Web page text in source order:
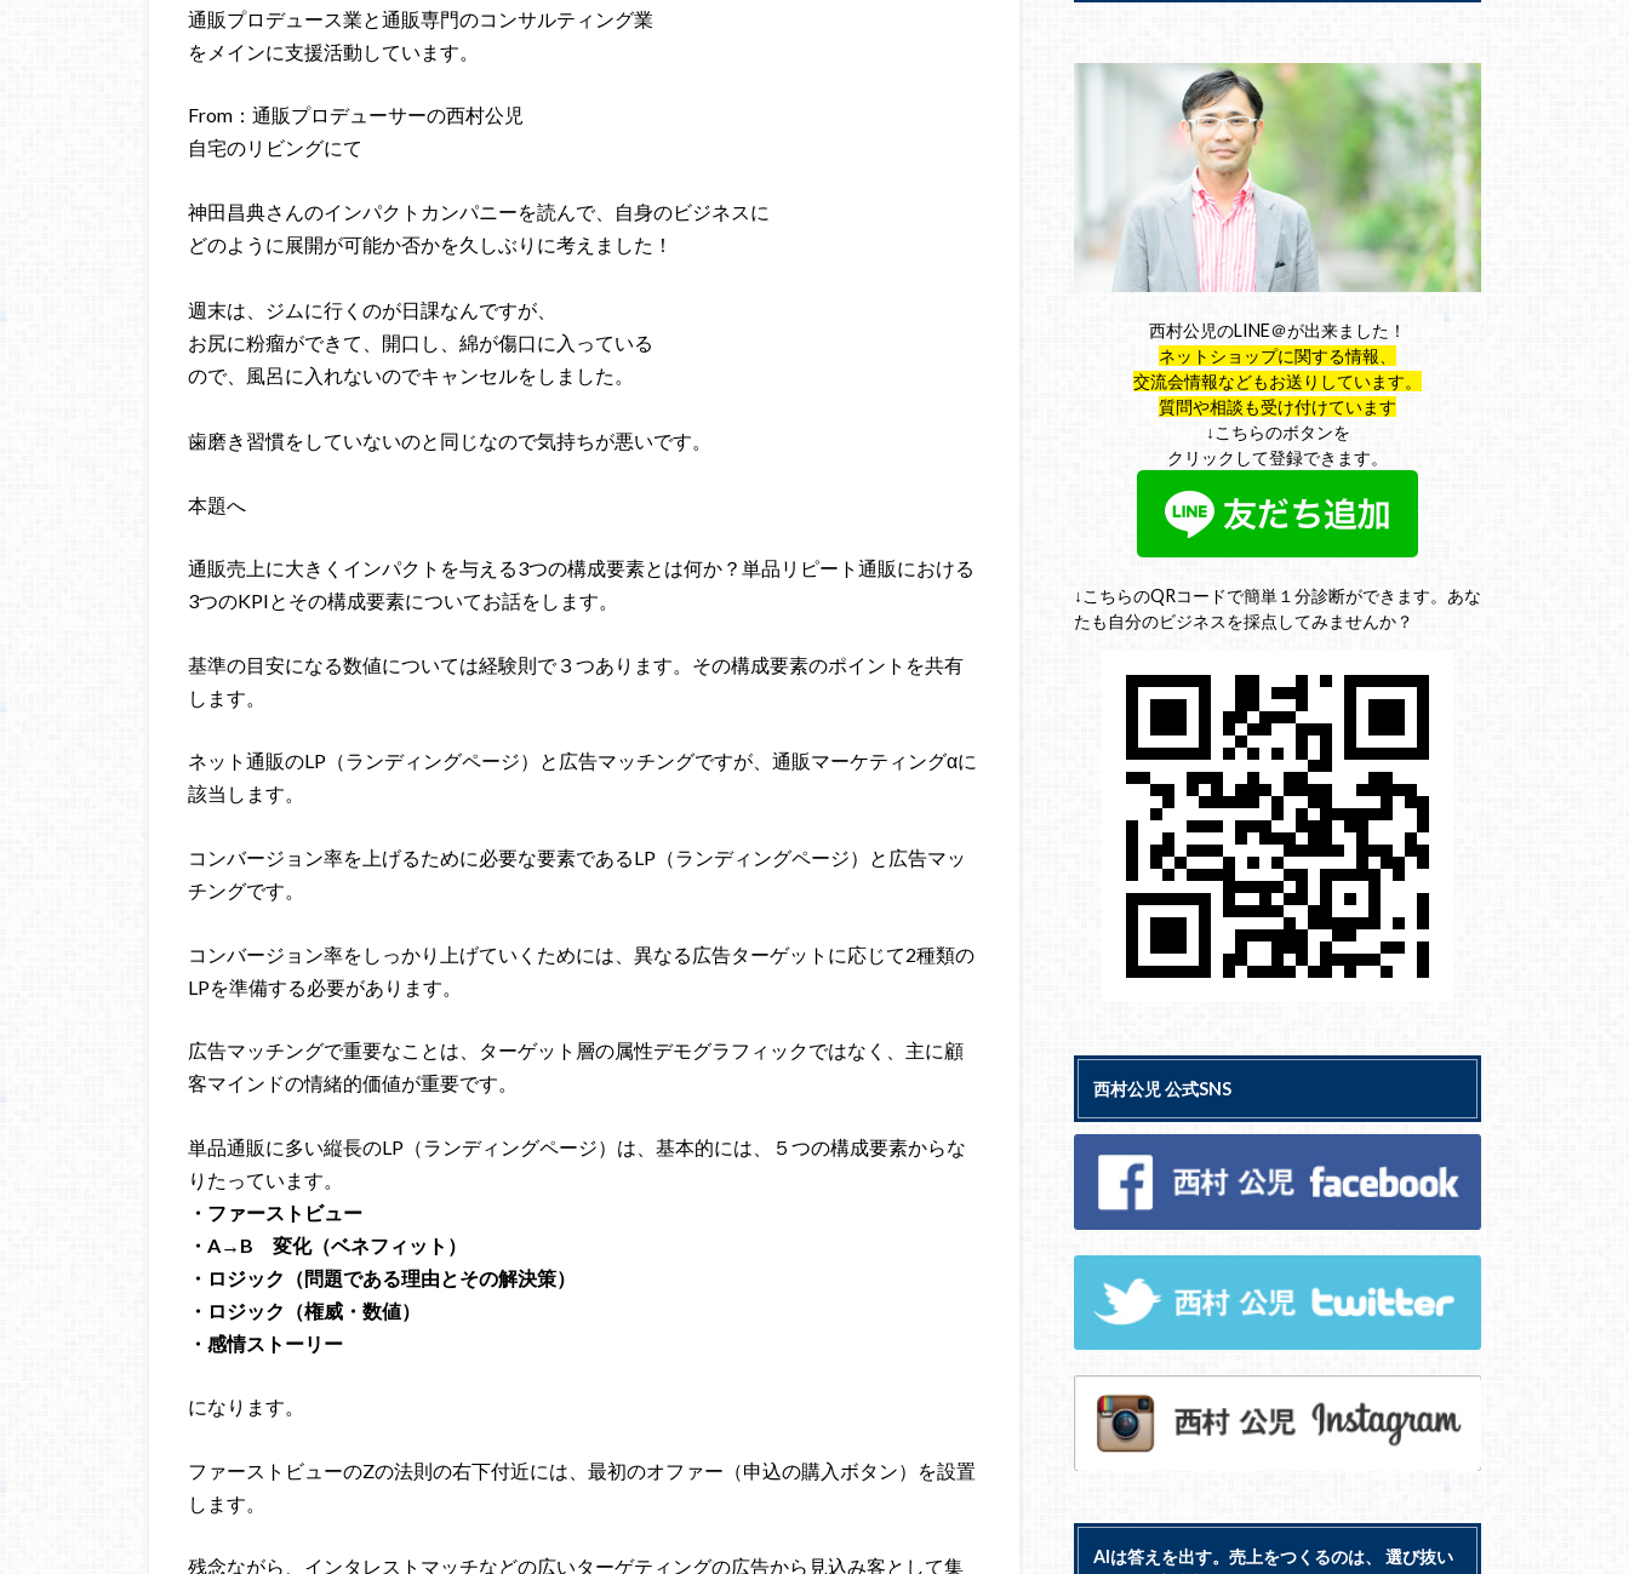
通販プロデュース業と通販専門のコンサルティング業
をメインに支援活動しています。
From：通販プロデューサーの西村公児
自宅のリビングにて
神田昌典さんのインパクトカンパニーを読んで、自身のビジネスに
どのように展開が可能か否かを久しぶりに考えました！
週末は、ジムに行くのが日課なんですが、
お尻に粉瘤ができて、開口し、綿が傷口に入っている
ので、風呂に入れないのでキャンセルをしました。
歯磨き習慣をしていないのと同じなので気持ちが悪いです。
本題へ
通販売上に大きくインパクトを与える3つの構成要素とは何か？単品リピート通販における
3つのKPIとその構成要素についてお話をします。
基準の目安になる数値については経験則で３つあります。その構成要素のポイントを共有
します。
ネット通販のLP（ランディングページ）と広告マッチングですが、通販マーケティングαに
該当します。
コンバージョン率を上げるために必要な要素であるLP（ランディングページ）と広告マッ
チングです。
コンバージョン率をしっかり上げていくためには、異なる広告ターゲットに応じて2種類の
LPを準備する必要があります。
広告マッチングで重要なことは、ターゲット層の属性デモグラフィックではなく、主に顧
客マインドの情緒的価値が重要です。
単品通販に多い縦長のLP（ランディングページ）は、基本的には、５つの構成要素からな
りたっています。
・ファーストビュー
・A→B 変化（ベネフィット）
・ロジック（問題である理由とその解決策）
・ロジック（権威・数値）
・感情ストーリー
になります。
ファーストビューのZの法則の右下付近には、最初のオファー（申込の購入ボタン）を設置
します。
残念ながら、インタレストマッチなどの広いターゲティングの広告から見込み客として集
西村公児のLINE＠が出来ました！
ネットショップに関する情報、
交流会情報などもお送りしています。
質問や相談も受け付けています
↓こちらのボタンを
クリックして登録できます。
↓こちらのQRコードで簡単１分診断ができます。あな
たも自分のビジネスを採点してみませんか？
西村公児 公式SNS
AIは答えを出す。売上をつくるのは、 選び抜い